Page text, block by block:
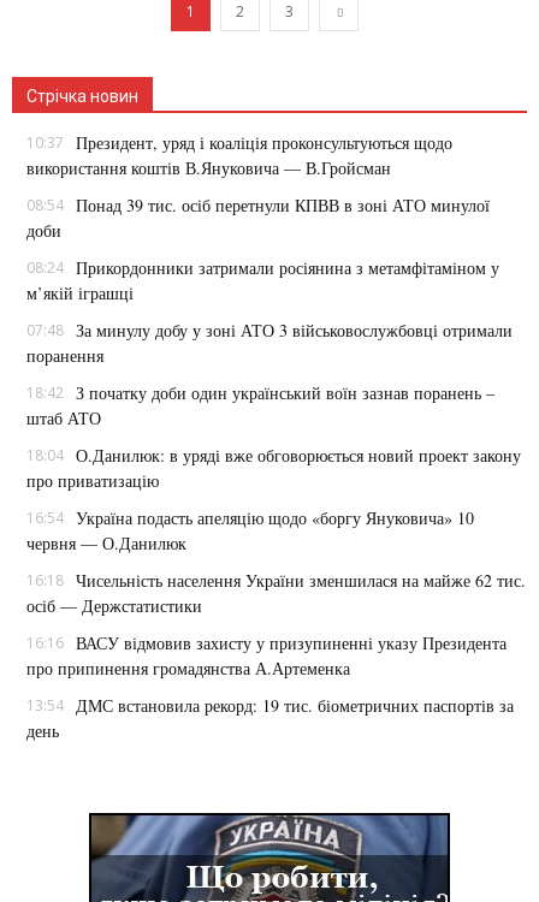
1 2 3
Стрічка новин
10:37
Президент, уряд і коаліція проконсультуються щодо
використання коштів В.Януковича — В.Гройсман
08:54 Понад 39 тис. осіб перетнули КПВВ в зоні АТО минулої
доби
08:24 Прикордонники затримали росіянина з метамфітаміном у
м’якій іграшці
07:48 За минулу добу у зоні АТО 3 військовослужбовці отримали
поранення
18:42
З початку доби один український воїн зазнав поранень –
штаб АТО
18:04 О.Данилюк: в уряді вже обговорюється новий проект закону
про приватизацію
16:54 Україна подасть апеляцію щодо «боргу Януковича» 10
червня — О.Данилюк
16:18 Чисельність населення України зменшилася на майже 62 тис.
осіб — Держстатистики
16:16 ВАСУ відмовив захисту у призупиненні указу Президента
про припинення громадянства А.Артеменка
13:54 ДМС встановила рекорд: 19 тис. біометричних паспортів за
день